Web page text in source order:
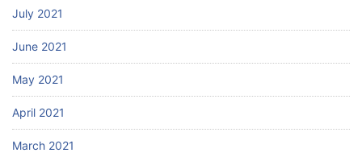
July 2021
June 2021
May 2021
April 2021
March 2021